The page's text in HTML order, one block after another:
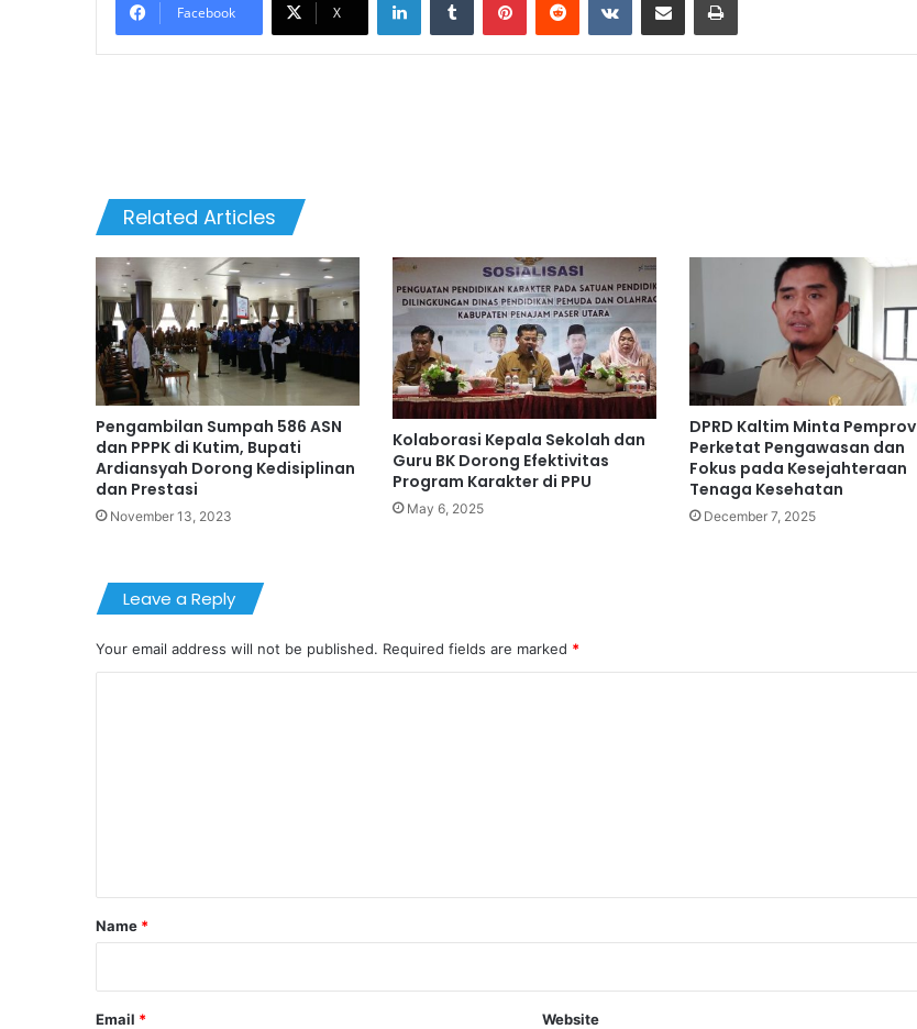
Facebook X
Related Articles
Pengambilan Sumpah 586 ASN
dan PPPK di Kutim, Bupati
Ardiansyah Dorong Kedisiplinan
dan Prestasi
November 13, 2023
Kolaborasi Kepala Sekolah dan
Guru BK Dorong Efektivitas
Program Karakter di PPU
May 6, 2025
DPRD Kaltim Minta Pemprov
Perketat Pengawasan dan
Fokus pada Kesejahteraan
Tenaga Kesehatan
December 7, 2025
Leave a Reply
Your email address will not be published. Required fields are marked *
*
Name *
Email * Website